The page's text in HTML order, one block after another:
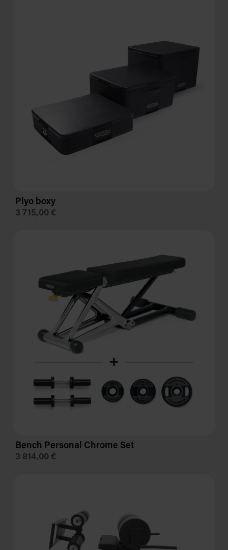
Plyo boxy
3 715,00 €
Bench Personal Chrome Set
3 814,00 €